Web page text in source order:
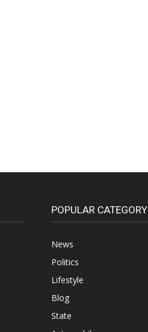
POPULAR CATEGORY
News
Politics
Lifestyle
Blog
State